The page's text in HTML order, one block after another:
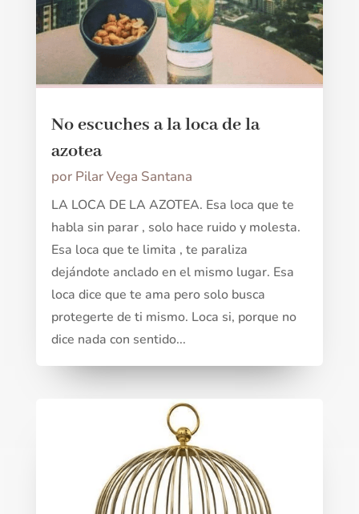
No escuches a la loca de la
azotea
por Pilar Vega Santana
LA LOCA DE LA AZOTEA. Esa loca que te
habla sin parar , solo hace ruido y molesta.
Esa loca que te limita , te paraliza
dejándote anclado en el mismo lugar. Esa
loca dice que te ama pero solo busca
protegerte de ti mismo. Loca si, porque no
dice nada con sentido...